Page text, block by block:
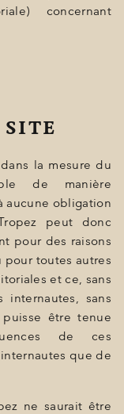
concernant
la mesure du
de manière
aucune obligation
peut donc
pour des raisons
pour toutes autres
et ce, sans
internautes, sans
être tenue
de ces
que de
ne saurait être